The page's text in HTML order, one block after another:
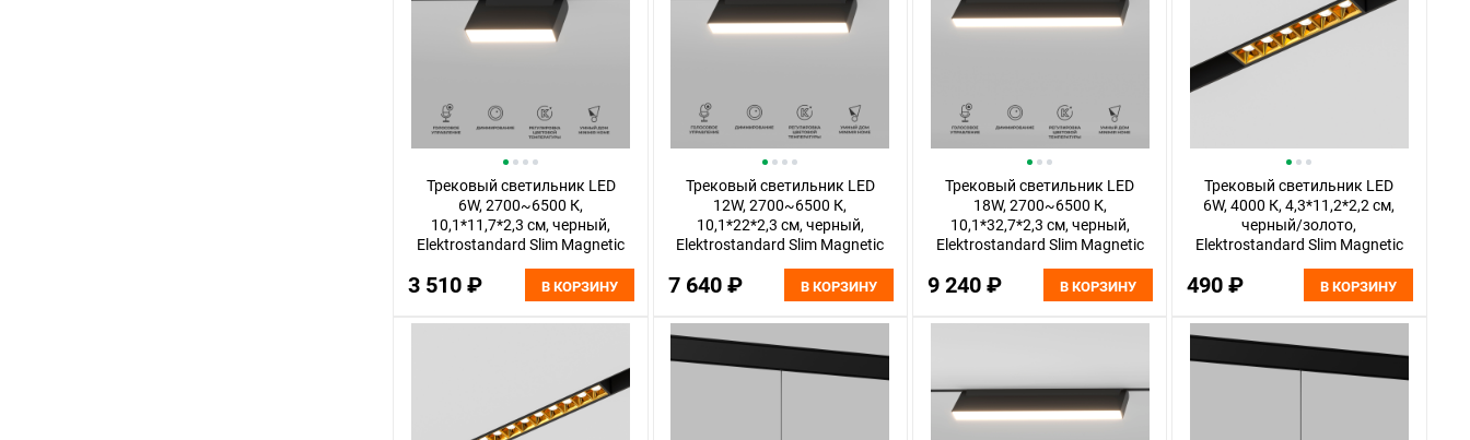
Трековый светильник LED
6W, 2700~6500 К,
10,1*11,7*2,3 см, черный,
Elektrostandard Slim Magnetic
3 510 ₽ В КОРЗИНУ
Трековый светильник LED
12W, 2700~6500 К,
10,1*22*2,3 см, черный,
Elektrostandard Slim Magnetic
7 640 ₽ В КОРЗИНУ
Трековый светильник LED
18W, 2700~6500 К,
10,1*32,7*2,3 см, черный,
Elektrostandard Slim Magnetic
9 240 ₽ В КОРЗИНУ
Трековый светильник LED
6W, 4000 К, 4,3*11,2*2,2 см,
черный/золото,
Elektrostandard Slim Magnetic
490 ₽ В КОРЗИНУ